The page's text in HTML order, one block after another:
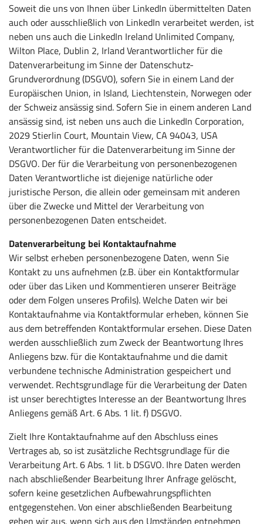
Soweit die uns von Ihnen über LinkedIn übermittelten Daten
auch oder ausschließlich von LinkedIn verarbeitet werden, ist
neben uns auch die LinkedIn Ireland Unlimited Company,
Wilton Place, Dublin 2, Irland Verantwortlicher für die
Datenverarbeitung im Sinne der Datenschutz-
Grundverordnung (DSGVO), sofern Sie in einem Land der
Europäischen Union, in Island, Liechtenstein, Norwegen oder
der Schweiz ansässig sind. Sofern Sie in einem anderen Land
ansässig sind, ist neben uns auch die LinkedIn Corporation,
2029 Stierlin Court, Mountain View, CA 94043, USA
Verantwortlicher für die Datenverarbeitung im Sinne der
DSGVO. Der für die Verarbeitung von personenbezogenen
Daten Verantwortliche ist diejenige natürliche oder
juristische Person, die allein oder gemeinsam mit anderen
über die Zwecke und Mittel der Verarbeitung von
personenbezogenen Daten entscheidet.
Datenverarbeitung bei Kontaktaufnahme
Wir selbst erheben personenbezogene Daten, wenn Sie
Kontakt zu uns aufnehmen (z.B. über ein Kontaktformular
oder über das Liken und Kommentieren unserer Beiträge
oder dem Folgen unseres Profils). Welche Daten wir bei
Kontaktaufnahme via Kontaktformular erheben, können Sie
aus dem betreffenden Kontaktformular ersehen. Diese Daten
werden ausschließlich zum Zweck der Beantwortung Ihres
Anliegens bzw. für die Kontaktaufnahme und die damit
verbundene technische Administration gespeichert und
verwendet. Rechtsgrundlage für die Verarbeitung der Daten
ist unser berechtigtes Interesse an der Beantwortung Ihres
Anliegens gemäß Art. 6 Abs. 1 lit. f) DSGVO.
Zielt Ihre Kontaktaufnahme auf den Abschluss eines
Vertrages ab, so ist zusätzliche Rechtsgrundlage für die
Verarbeitung Art. 6 Abs. 1 lit. b DSGVO. Ihre Daten werden
nach abschließender Bearbeitung Ihrer Anfrage gelöscht,
sofern keine gesetzlichen Aufbewahrungspflichten
entgegenstehen. Von einer abschließenden Bearbeitung
gehen wir aus, wenn sich aus den Umständen entnehmen